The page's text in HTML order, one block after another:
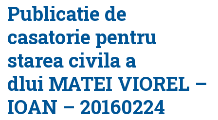
Publicatie de
casatorie pentru
starea civila a
dlui MATEI VIOREL –
IOAN – 20160224